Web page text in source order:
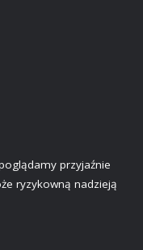
przyjaźnie
ryzykowną nadzieją